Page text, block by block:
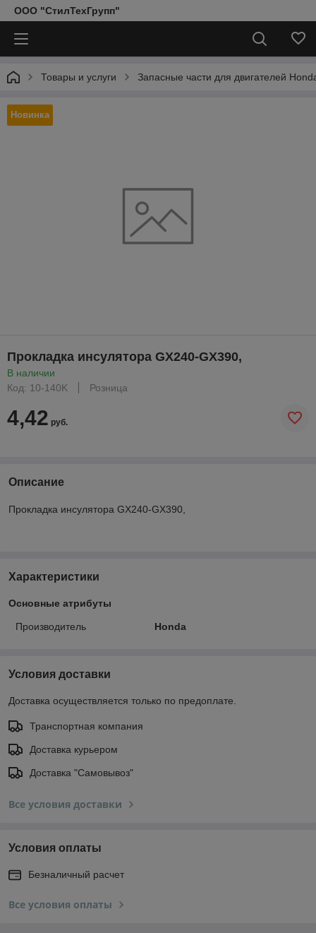
ООО "СтилТехГрупп"
Товары и услуги Запасные части для двигателей
Новинка
Прокладка инсулятора GX240-GX390,
В наличии
Код: 10-140K
Розница
4,42 руб.
Описание
Прокладка инсулятора GX240-GX390,
Характеристики
Основные атрибуты
Производитель Honda
Условия доставки
Доставка осуществляется только по предоплате.
Транспортная компания
Доставка курьером
Доставка "Самовывоз"
Все условия доставки
Условия оплаты
Безналичный расчет
Все условия оплаты